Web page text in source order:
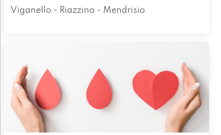
Viganello - Riazzino - Mendrisio